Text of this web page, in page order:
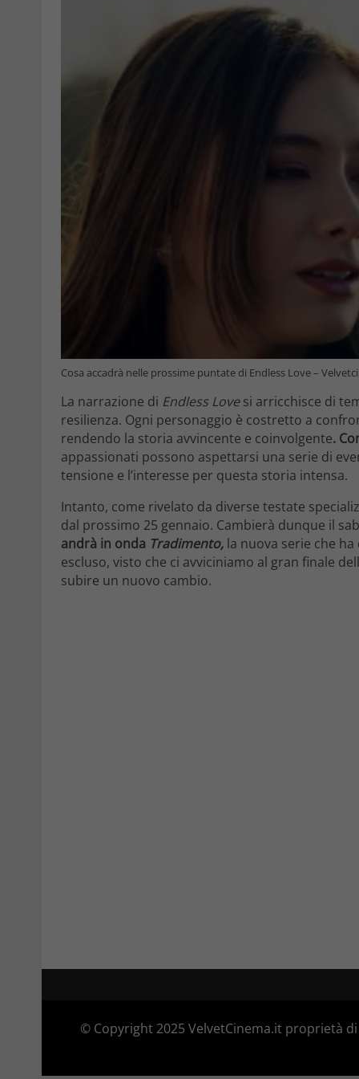
Cosa accadrà nelle prossime puntate di Endless Love –
La narrazione di Endless Lovesi arricchisce di
resilienza. Ogni personaggio è costretto a
rendendo la storia avvincente e coinvolgente.
appassionati possono aspettarsi una serie di
tensione e l’interesse per questa storia intensa.
Intanto, come rivelato da diverse testate
dal prossimo 25 gennaio. Cambierà dunque il
andrà in onda Tradimento, la nuova serie che
escluso, visto che ci avviciniamo al gran finale
subire un nuovo cambio.
© Copyright 2025 VelvetCinema.it proprietà di